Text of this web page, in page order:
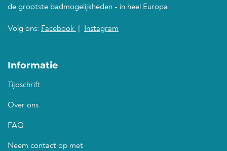
de grootste badmogelijkheden - in heel Europa.
Volg ons: Facebook Instagram
Informatie
Tijdschrift
Over ons
FAQ
Neem contact op met